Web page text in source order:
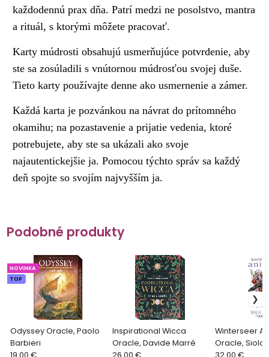
každodennú prax dňa. Patrí medzi ne posolstvo, mantra
a rituál, s ktorými môžete pracovať.
Karty múdrosti obsahujú usmerňujúce potvrdenie, aby
ste sa zosúladili s vnútornou múdrosťou svojej duše.
Tieto karty používajte denne ako usmernenie a zámer.
Každá karta je pozvánkou na návrat do prítomného
okamihu; na pozastavenie a prijatie vedenia, ktoré
potrebujete, aby ste sa ukázali ako svoje
najautentickejšie ja. Pomocou týchto správ sa každý
deň spojte so svojím najvyšším ja.
Podobné produkty
Odyssey Oracle, Paolo
Barbieri
NOVINKA
TOP
19.00 €
Inspirational Wicca
Oracle, Davide Marrè
26.00 €
Winterseer
Oracle, Siolo
32.00 €